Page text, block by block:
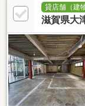
貸店舗（建
滋賀県大